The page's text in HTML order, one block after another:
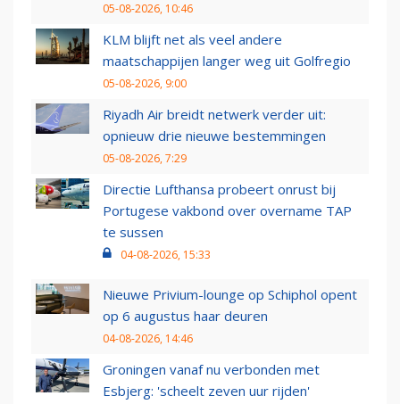
05-08-2026, 10:46
KLM blijft net als veel andere
maatschappijen langer weg uit Golfregio
05-08-2026, 9:00
Riyadh Air breidt netwerk verder uit:
opnieuw drie nieuwe bestemmingen
05-08-2026, 7:29
Directie Lufthansa probeert onrust bij
Portugese vakbond over overname TAP
te sussen
04-08-2026, 15:33
Nieuwe Privium-lounge op Schiphol opent
op 6 augustus haar deuren
04-08-2026, 14:46
Groningen vanaf nu verbonden met
Esbjerg: 'scheelt zeven uur rijden'